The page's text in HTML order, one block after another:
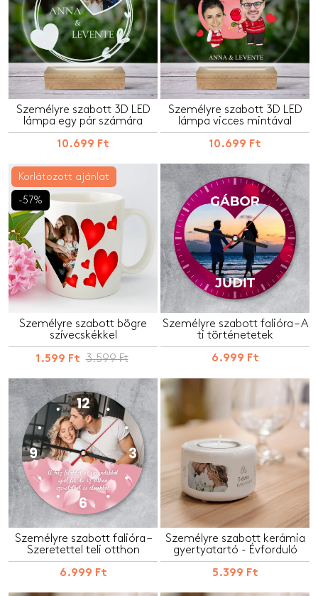
Személyre szabott 3D LED
lámpa egy pár számára
10.699 Ft
Személyre szabott 3D LED
lámpa vicces mintával
10.699 Ft
Korlátozott ajánlat
-57%
Személyre szabott bögre
szívecskékkel
1.599 Ft 3.599 Ft
Személyre szabott falióra – A
ti történetetek
6.999 Ft
Személyre szabott falióra –
Szeretettel teli otthon
6.999 Ft
Személyre szabott kerámia
gyertyatartó - Évforduló
5.399 Ft